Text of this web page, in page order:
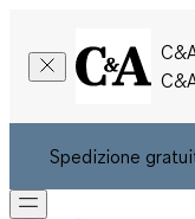
Spedizione